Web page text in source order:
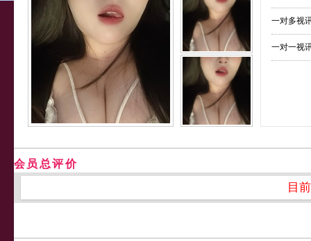
一对多视
一对一视
会员总评价
目